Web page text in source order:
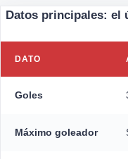
Datos principales: el
DATO
Goles
Máximo goleador